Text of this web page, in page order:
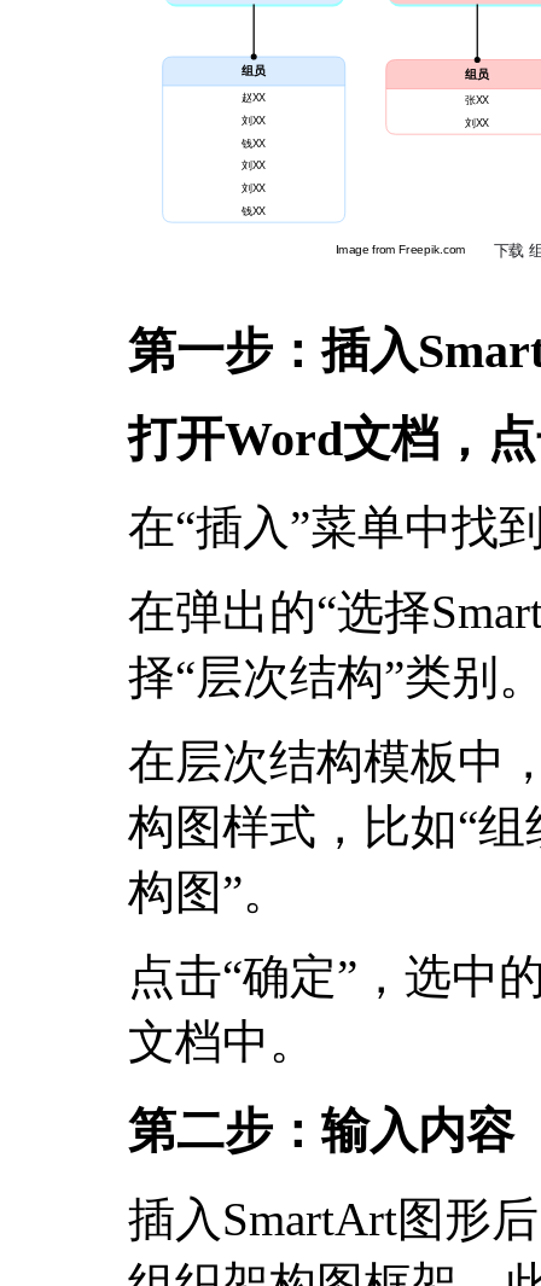
第一步：插入
打开Word文档，
在“插入”菜单中找
在弹出的“选择
择“层次结构”类别
在层次结构模板中
构图样式，比如“
构图”。
点击“确定”，选中
文档中。
第二步：输入内容
插入SmartArt图形